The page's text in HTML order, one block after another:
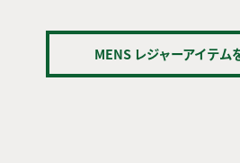
MENS レジャーアイテム